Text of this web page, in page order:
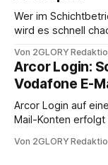
zusammentreffen
anstehen, zahlt
Wer im
wird es schnell
abwesenheiten
Ihr personal digital
erfahren Sie alles,
brauchen, von der
Von 2GLORY
Arcor Login:
Vodafone E-
Arcor Login auf einen Blick Die Anmeldung
Mail-Konten
besitzt, loggt sich
Von 2GLORY